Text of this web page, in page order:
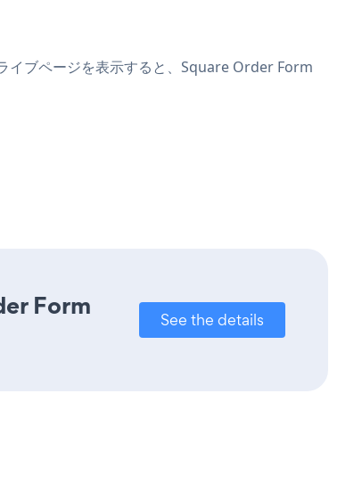
イブページを表示すると、Square Order Form
Form
See the details